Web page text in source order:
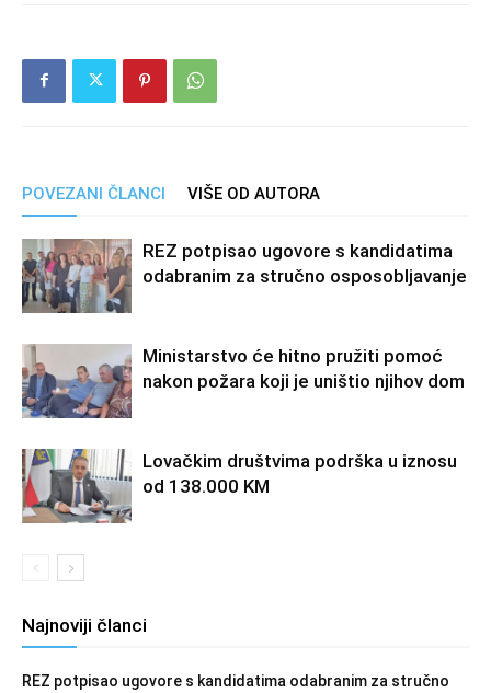
POVEZANI ČLANCI VIŠE OD AUTORA
REZ potpisao ugovore s kandidatima
odabranim za stručno osposobljavanje
Ministarstvo će hitno pružiti pomoć
nakon požara koji je uništio njihov dom
Lovačkim društvima podrška u iznosu
od 138.000 KM
Najnoviji članci
REZ potpisao ugovore s kandidatima odabranim za stručno